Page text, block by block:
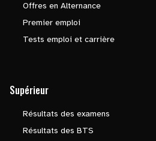
Offres en Alternance
Premier emploi
Tests emploi et carrière
Supérieur
Résultats des examens
Résultats des BTS